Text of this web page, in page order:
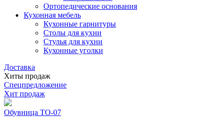
Ортопедические основания
Кухонная мебель
Кухонные гарнитуры
Столы для кухни
Стулья для кухни
Кухонные уголки
Доставка
Хиты продаж
Спецпредложение
Хит продаж
Обувница ТО-07